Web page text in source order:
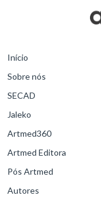
Início
Sobre nós
SECAD
Jaleko
Artmed360
Artmed Editora
Pós Artmed
Autores